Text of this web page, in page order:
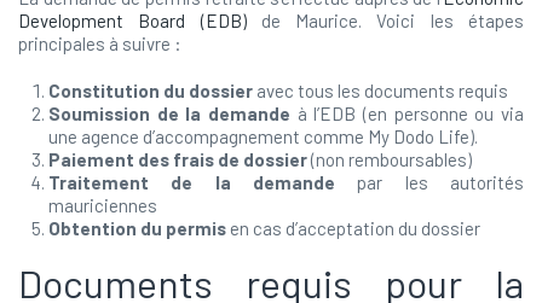
Development Board (EDB)de Maurice. Voici les étapes
principales à suivre :
Constitution du dossier avec tous les documents requis
Soumission de la demande à l’EDB (en personne ou via
une agence d’accompagnement comme My Dodo Life).
Paiement des frais de dossier(non remboursables)
Traitement de la demande par les autorités
mauriciennes
Obtention du permis en cas d’acceptation du dossier
Documents requis pour la